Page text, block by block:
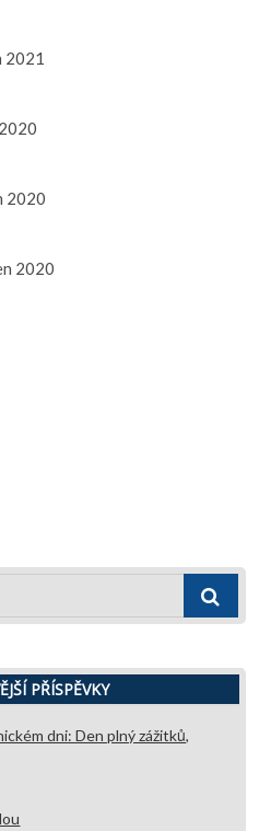
2021
2020
2020
Hledej
PŘÍSPĚVKY
dni: Den plný zážitků,